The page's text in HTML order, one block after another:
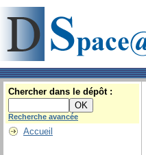
Chercher dans le dépôt :
Recherche avancée
Accueil